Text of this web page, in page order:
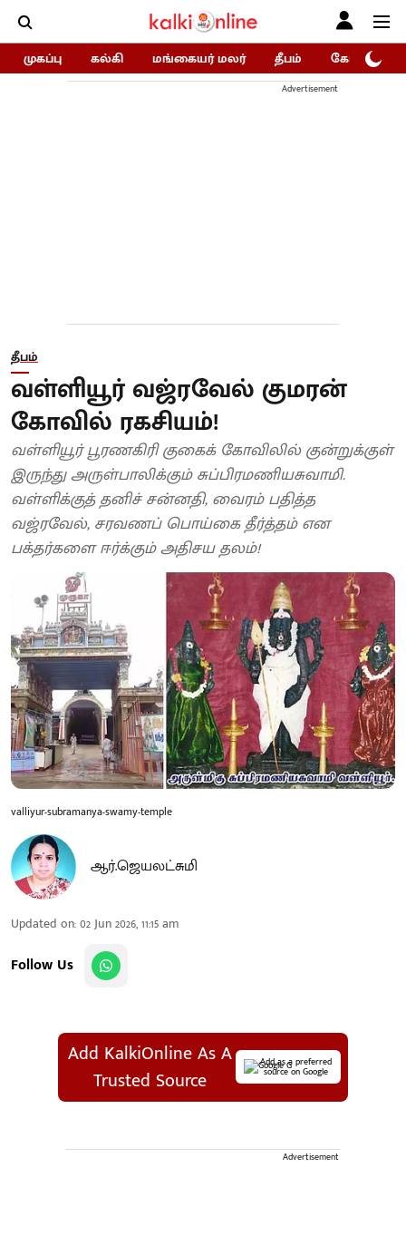
முகப்பு கல்கி மங்கையர் மலர் தீபம் கோகுலம்/
Advertisement
தீபம்
வள்ளியூர் வஜ்ரவேல் குமரன்
கோவில் ரகசியம்!
வள்ளியூர் பூரணகிரி குகைக் கோவிலில் குன்றுக்குள்
இருந்து அருள்பாலிக்கும் சுப்பிரமணியசுவாமி.
வள்ளிக்குத் தனிச் சன்னதி, வைரம் பதித்த
வஜ்ரவேல், சரவணப் பொய்கை தீர்த்தம் என
பக்தர்களை ஈர்க்கும் அதிசய தலம்!
valliyur-subramanya-swamy-temple
ஆர்.ஜெயலட்சுமி
Updated on:02 Jun 2026, 11:15 am
Follow Us
Add KalkiOnline As A
Trusted Source
Add as a preferred
source on Google
Advertisement